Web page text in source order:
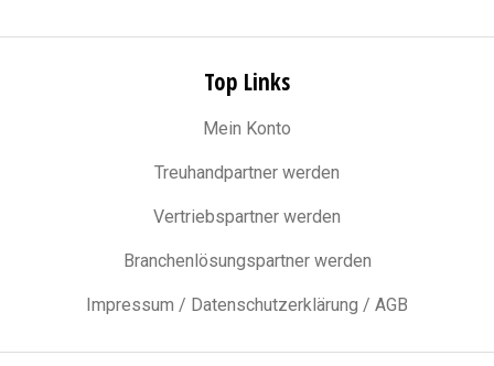
Top Links
Mein Konto
Treuhandpartner werden
Vertriebspartner werden
Branchenlösungspartner werden
Impressum / Datenschutzerklärung / AGB